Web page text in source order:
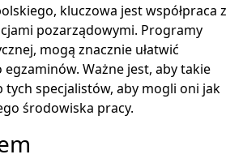
kluczowa jest współpraca z
pozarządowymi. Programy
mogą znacznie ułatwić
Ważne jest, aby takie
specjalistów, aby mogli oni jak
środowiska pracy.